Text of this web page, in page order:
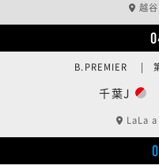
越
千葉J
B.PREMIER | 第
LaLa